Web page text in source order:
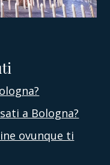
a Bologna?
ovunque ti